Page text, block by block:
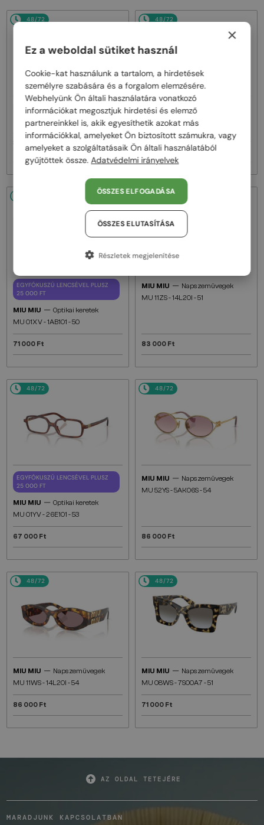
48/72
MIU MIU—Napszemüvegek
MU A55S - ​1BC90Q - ​57
119 000 Ft
-8%
110 000 Ft
48/72
MIU MIU —Napszemüvegek
MU 11ZS - 16K01O - 51
83 000 Ft
EGYFÓKUSZÚ LENCSÉVEL PLUSZ
25 000 FT
MIU MIU — Optikai keretek
MU 01XV - 1AB1O1 - 50
71 000 Ft
48/72
MIU MIU — Napszemüvegek
MU 11ZS - 14L20I - 51
83 000 Ft
48/72
EGYFÓKUSZÚ LENCSÉVEL PLUSZ
25 000 FT
MIU MIU — Optikai keretek
MU 01YV - 26E1O1 - 53
67 000 Ft
48/72
MIU MIU — Napszemüvegek
MU 52YS - ​5AK06S - ​54
86 000 Ft
48/72
MIU MIU — Napszemüvegek
MU 11WS - 14L20I - 54
86 000 Ft
48/72
MIU MIU — Napszemüvegek
MU 08WS - 7S00A7 - 51
71 000 Ft
AZ OLDAL TETEJÉRE
MARADJUNK KAPCSOLATBAN
×
Ez a weboldal sütiket használ
Cookie-kat használunk a tartalom, a hirdetések
személyre szabására és a forgalom elemzésére.
Webhelyünk Ön általi használatára vonatkozó
információkat megosztjuk hirdetési és elemző
partnereinkkel is, akik egyesíthetik azokat más
információkkal, amelyeket Ön biztosított számukra, vagy
amelyeket a szolgáltatásaik Ön általi használatából
gyűjtöttek össze.Adatvédelmi irányelvek
ÖSSZES ELFOGADÁSA
ÖSSZES ELUTASÍTÁSA
Részletek megjelenítése